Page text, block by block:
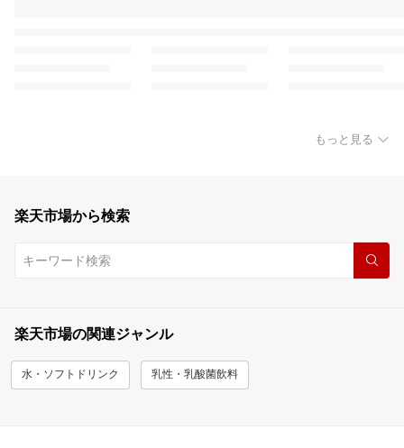
もっと見る
楽天市場から検索
楽天市場の関連ジャンル
水・ソフトドリンク 乳性・乳酸菌飲料